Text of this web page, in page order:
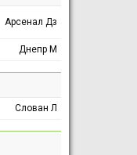
Арсенал Дз
Днепр М
Слован Л